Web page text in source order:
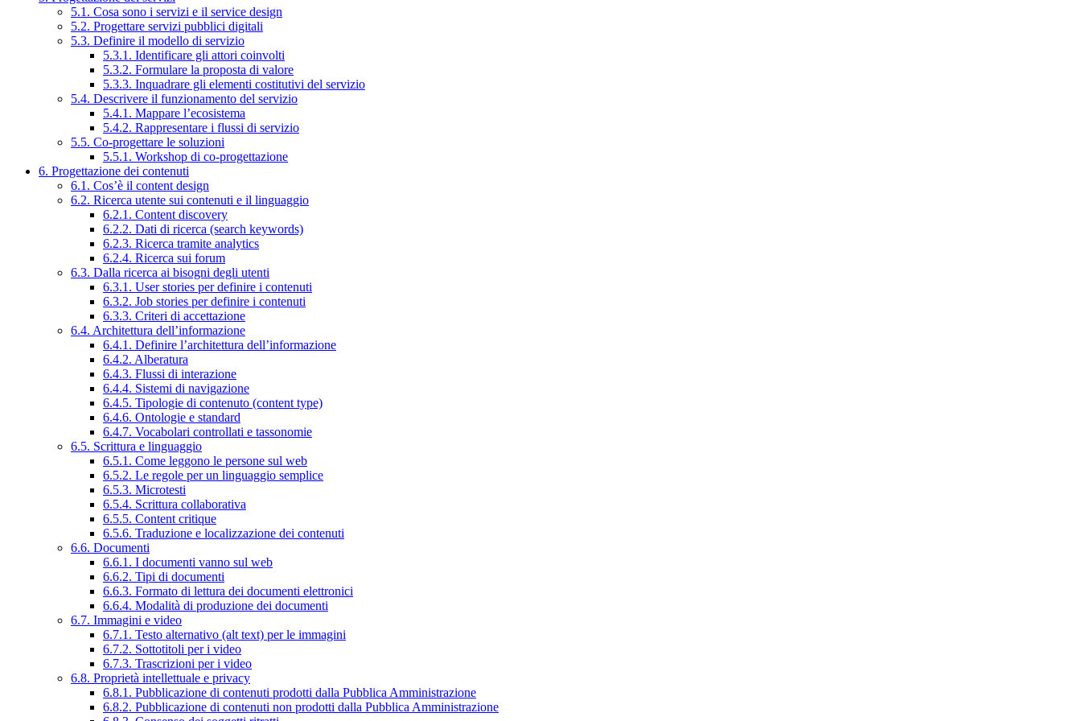
5.1. Cosa sono i servizi e il service design
5.2. Progettare servizi pubblici digitali
5.3. Definire il modello di servizio
5.3.1. Identificare gli attori coinvolti
5.3.2. Formulare la proposta di valore
5.3.3. Inquadrare gli elementi costitutivi del servizio
5.4. Descrivere il funzionamento del servizio
5.4.1. Mappare l’ecosistema
5.4.2. Rappresentare i flussi di servizio
5.5. Co-progettare le soluzioni
5.5.1. Workshop di co-progettazione
6. Progettazione dei contenuti
6.1. Cos’è il content design
6.2. Ricerca utente sui contenuti e il linguaggio
6.2.1. Content discovery
6.2.2. Dati di ricerca (search keywords)
6.2.3. Ricerca tramite analytics
6.2.4. Ricerca sui forum
6.3. Dalla ricerca ai bisogni degli utenti
6.3.1. User stories per definire i contenuti
6.3.2. Job stories per definire i contenuti
6.3.3. Criteri di accettazione
6.4. Architettura dell’informazione
6.4.1. Definire l’architettura dell’informazione
6.4.2. Alberatura
6.4.3. Flussi di interazione
6.4.4. Sistemi di navigazione
6.4.5. Tipologie di contenuto (content type)
6.4.6. Ontologie e standard
6.4.7. Vocabolari controllati e tassonomie
6.5. Scrittura e linguaggio
6.5.1. Come leggono le persone sul web
6.5.2. Le regole per un linguaggio semplice
6.5.3. Microtesti
6.5.4. Scrittura collaborativa
6.5.5. Content critique
6.5.6. Traduzione e localizzazione dei contenuti
6.6. Documenti
6.6.1. I documenti vanno sul web
6.6.2. Tipi di documenti
6.6.3. Formato di lettura dei documenti elettronici
6.6.4. Modalità di produzione dei documenti
6.7. Immagini e video
6.7.1. Testo alternativo (alt text) per le immagini
6.7.2. Sottotitoli per i video
6.7.3. Trascrizioni per i video
6.8. Proprietà intellettuale e privacy
6.8.1. Pubblicazione di contenuti prodotti dalla Pubblica Amministrazione
6.8.2. Pubblicazione di contenuti non prodotti dalla Pubblica Amministrazione